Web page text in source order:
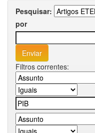
Pesquisar:
por
Filtros correntes: